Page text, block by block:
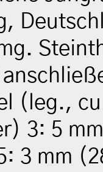
(leg.,
3: 5
3 mm